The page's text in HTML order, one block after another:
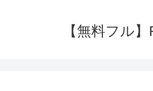
【無料フル